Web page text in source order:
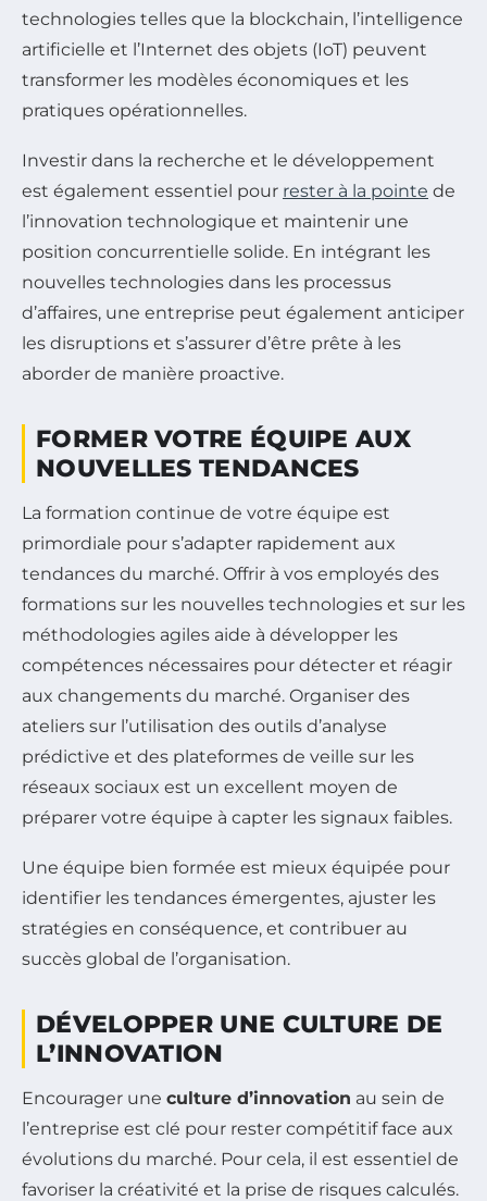
technologies telles que la blockchain, l’intelligence
artificielle et l’Internet des objets (IoT) peuvent
transformer les modèles économiques et les
pratiques opérationnelles.
Investir dans la recherche et le développement
est également essentiel pour rester à la pointe de
l’innovation technologique et maintenir une
position concurrentielle solide. En intégrant les
nouvelles technologies dans les processus
d’affaires, une entreprise peut également anticiper
les disruptions et s’assurer d’être prête à les
aborder de manière proactive.
FORMER VOTRE ÉQUIPE AUX
NOUVELLES TENDANCES
La formation continue de votre équipe est
primordiale pour s’adapter rapidement aux
tendances du marché. Offrir à vos employés des
formations sur les nouvelles technologies et sur les
méthodologies agiles aide à développer les
compétences nécessaires pour détecter et réagir
aux changements du marché. Organiser des
ateliers sur l’utilisation des outils d’analyse
prédictive et des plateformes de veille sur les
réseaux sociaux est un excellent moyen de
préparer votre équipe à capter les signaux faibles.
Une équipe bien formée est mieux équipée pour
identifier les tendances émergentes, ajuster les
stratégies en conséquence, et contribuer au
succès global de l’organisation.
DÉVELOPPER UNE CULTURE DE
L’INNOVATION
Encourager une culture d’innovation au sein de
l’entreprise est clé pour rester compétitif face aux
évolutions du marché. Pour cela, il est essentiel de
favoriser la créativité et la prise de risques calculés.